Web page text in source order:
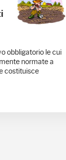
obbligatorio le cui
normate a
costituisce